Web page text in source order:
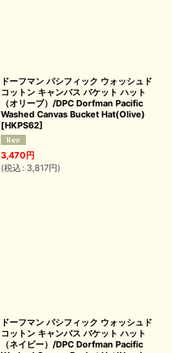
ドーフマン パシフィック ウォッシュド
コットン キャンバス バケット ハット
（オリーブ）/DPC Dorfman Pacific
Washed Canvas Bucket Hat(Olive)
[HKPS62]
3,470円
(税込 : 3,817円)
ドーフマン パシフィック ウォッシュド
コットン キャンバス バケット ハット
（ネイビー）/DPC Dorfman Pacific